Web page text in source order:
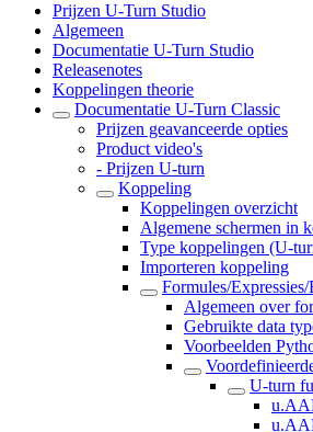
Prijzen U-Turn Studio
Algemeen
Documentatie U-Turn Studio
Releasenotes
Koppelingen theorie
Documentatie U-Turn Classic
Prijzen geavanceerde opties
Product video's
- Prijzen U-turn
Koppeling
Koppelingen overzicht
Algemene schermen in
Type koppelingen (U-
Importeren koppeling
Formules/
Algemeen over
Gebruikte data
Voorbeelden
U-turn